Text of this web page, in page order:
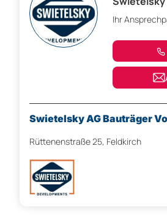
Ihr
Swietelsky AG Bauträger
Rüttenenstraße 25, Feldkirch